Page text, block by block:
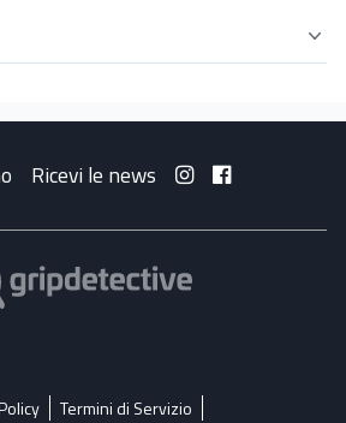
Ricevi le news
Termini di Servizio